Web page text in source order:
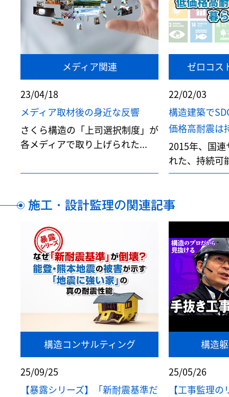
メディア関連
23/04/18
メディア取材後の身近な反響
さくら構造の「上司選択制度」が
各メディアで取り上げられた...
ゼロコス
22/02/03
構造建築で
価格高耐震は
2015年、国
れた、持続可
施工・設計監理の関連記事
構造コンサルティング
25/09/25
【暴露シリーズ】「新耐震基準だ
構造
25/05/26
【工事監理